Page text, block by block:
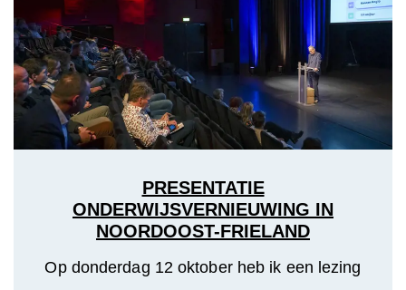
PRESENTATIE
ONDERWIJSVERNIEUWING IN
NOORDOOST-FRIELAND
Op donderdag 12 oktober heb ik een lezing